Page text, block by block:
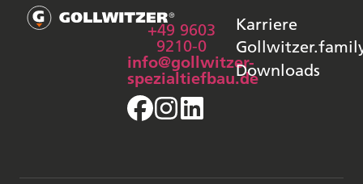
+49 9603
9210-0
info@gollwitzer-
spezialtiefbau.de
Karriere
Downloads